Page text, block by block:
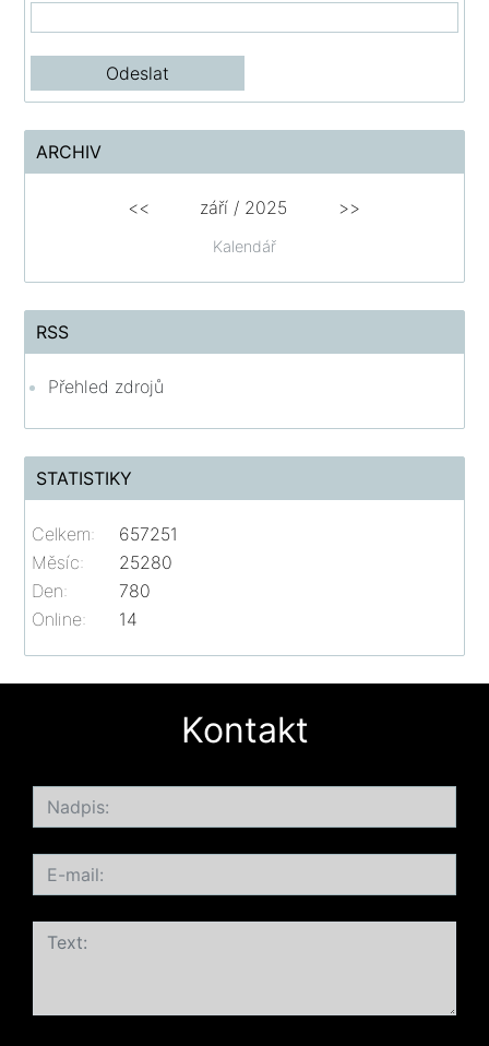
ARCHIV
Kalendář
<< září / 2025 >>
RSS
Přehled zdrojů
STATISTIKY
Online: 14
Celkem:
657251
Měsíc:
25280
Den:
780
Kontakt